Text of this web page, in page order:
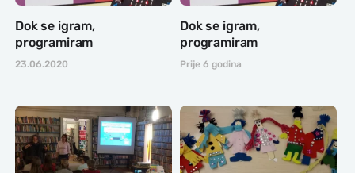
Dok se igram,
programiram
23.06.2020
Dok se igram,
programiram
Prije 6 godina